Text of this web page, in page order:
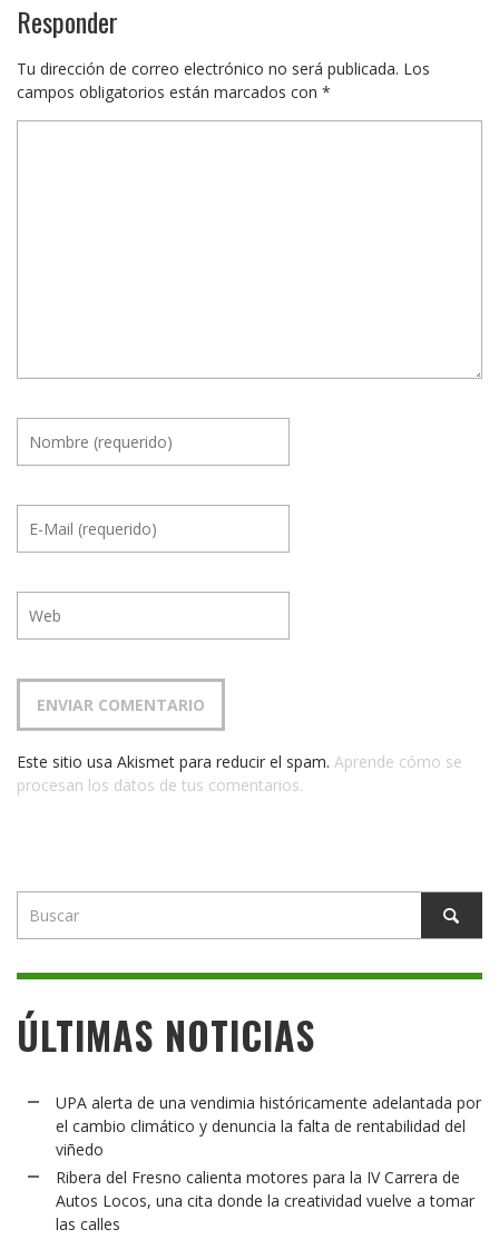
Responder
Tu dirección de correo electrónico no será publicada. Los
campos obligatorios están marcados con *
Este sitio usa Akismet para reducir el spam. Aprende cómo se
procesan los datos de tus comentarios.
ÚLTIMAS NOTICIAS
UPA alerta de una vendimia históricamente adelantada por
el cambio climático y denuncia la falta de rentabilidad del
viñedo
Ribera del Fresno calienta motores para la IV Carrera de
Autos Locos, una cita donde la creatividad vuelve a tomar
las calles